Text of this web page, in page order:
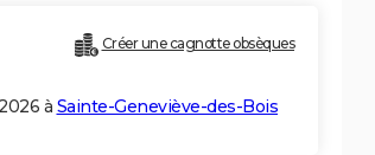
Créer une cagnotte obsèques
à Sainte-Geneviève-des-Bois